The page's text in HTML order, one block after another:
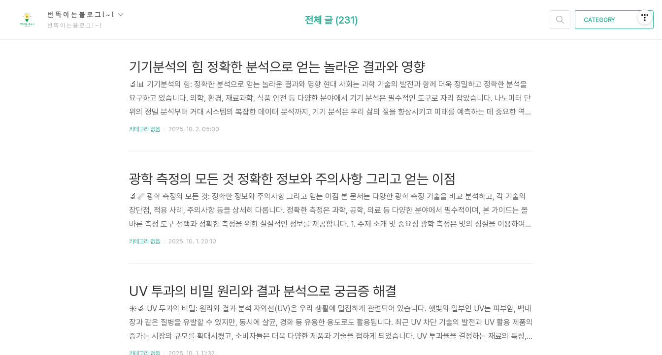
번 뜩 이 는 블 로 그 ! ~ !
번 뜩 이 는 블 로 그 ! ~ !
CATEGORY
전체 글 (231)
기기분석의 힘 정확한 분석으로 얻는 놀라운 결과와 영향
🔬📊 기기분석의 힘: 정확한 분석으로 얻는 놀라운 결과와 영향 현대 사회는 과학 기술의 발전과 함께 더욱 정밀하고 정확한 분석을
요구하고 있습니다. 의학, 환경, 재료과학, 식품 안전 등 다양한 분야에서 기기 분석은 필수적인 도구로 자리 잡았습니다. 나노미터 단
위의 정밀 분석부터 거대 시스템의 복잡한 데이터 분석까지, 기기 분석은 우리 삶의 질을 향상시키고 미래를 예측하는 데 중요한 역할
을 수행합니다. 최근 몇 년 동안 기기 분석 기술의 급속한 발전은 분석의 속도와 정확도를 비약적으로 향상시켰고, 이는 다양한 산업
카테고리 없음 2025. 10. 2. 05:00
광학 측정의 모든 것 정확한 정보와 주의사항 그리고 얻는 이점
🔬📏 광학 측정의 모든 것: 정확한 정보와 주의사항 그리고 얻는 이점 본 문서는 다양한 광학 측정 기술을 비교 분석하고, 각 기술의
장단점, 적용 사례, 주의사항 등을 상세히 다룹니다. 정확한 측정은 과학, 공학, 의료 등 다양한 분야에서 필수적이며, 본 가이드는 올
바른 측정 도구 선택과 정확한 측정을 위한 실질적인 정보를 제공합니다. 1. 주제 소개 및 중요성 광학 측정은 빛의 성질을 이용하여
물체의 크기, 형상, 거리, 속도 등 다양한 물리량을 측정하는 기술입니다. 최근 첨단 기술 발전과 함께 광학 센서, 레이저 기술, 이미지
카테고리 없음 2025. 10. 1. 20:10
UV 투과의 비밀 원리와 결과 분석으로 궁금증 해결
☀️🔬 UV 투과의 비밀: 원리와 결과 분석 자외선(UV)은 우리 생활에 밀접하게 관련되어 있습니다. 햇빛의 일부인 UV는 피부암, 백내
장과 같은 질병을 유발할 수 있지만, 동시에 살균, 경화 등 유용한 용도로도 활용됩니다. 최근 UV 차단 기술의 발전과 UV 활용 제품의
증가는 시장의 규모를 확대시켰고, 소비자들은 더욱 다양한 제품과 기술을 접하게 되었습니다. UV 투과율을 결정하는 재료의 특성,
UV 차단 기술의 종류, 그리고 UV의 생활 속 활용 등에 대한 이해는 건강과 안전, 그리고 산업적 측면에서 매우 중요합니다. 이 글에서
카테고리 없음 2025. 10. 1. 11:32